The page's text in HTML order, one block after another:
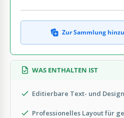
Zur Sammlung
WAS ENTHALTEN IST
Editierbare Text- und
Professionelles Layout für